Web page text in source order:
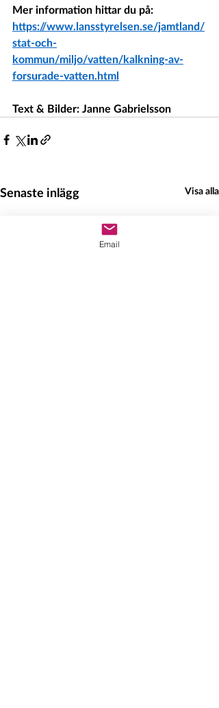
Mer information hittar du på:
https://www.lansstyrelsen.se/jamtland/
stat-och-
kommun/miljo/vatten/kalkning-av-
forsurade-vatten.html
Text & Bilder: Janne Gabrielsson
Senaste inlägg Visa alla
Email